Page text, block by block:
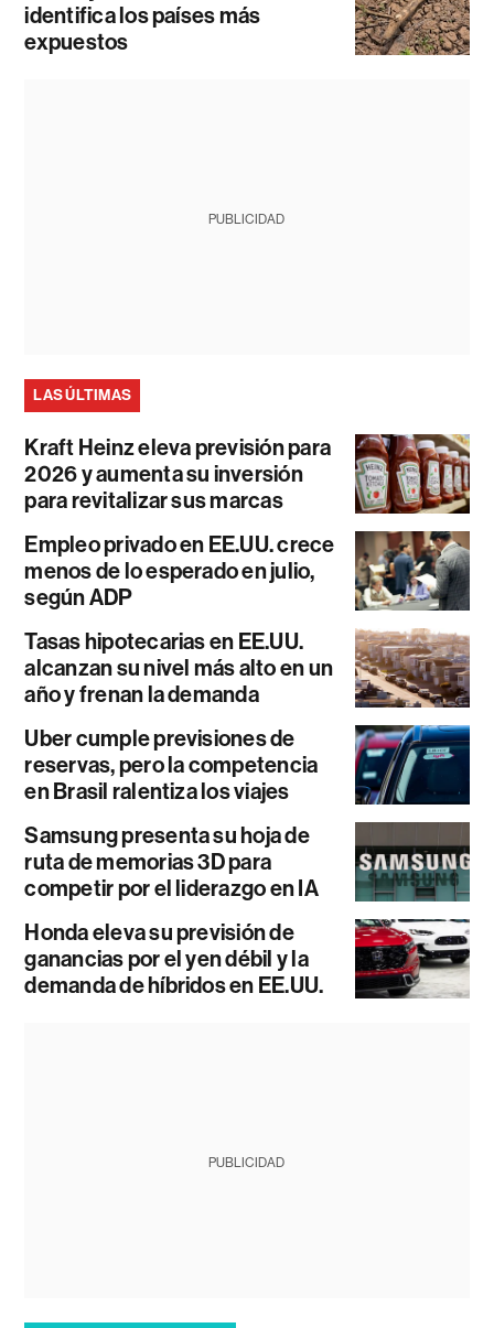
identifica los países más
expuestos
PUBLICIDAD
LAS ÚLTIMAS
Kraft Heinz eleva previsión para
2026 y aumenta su inversión
para revitalizar sus marcas
Empleo privado en EE.UU. crece
menos de lo esperado en julio,
según ADP
Tasas hipotecarias en EE.UU.
alcanzan su nivel más alto en un
año y frenan la demanda
Uber cumple previsiones de
reservas, pero la competencia
en Brasil ralentiza los viajes
Samsung presenta su hoja de
ruta de memorias 3D para
competir por el liderazgo en IA
Honda eleva su previsión de
ganancias por el yen débil y la
demanda de híbridos en EE.UU.
PUBLICIDAD